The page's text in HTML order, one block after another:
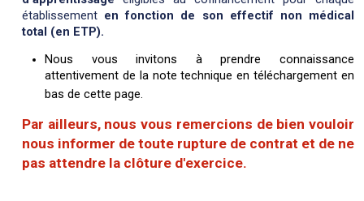
établissement en fonction de son effectif non médical
total (en ETP).
Nous vous invitons à prendre connaissance
attentivement de la note technique en téléchargement en
bas de cette page.
Par ailleurs, nous vous remercions de bien vouloir
nous informer de toute rupture de contrat et de ne
pas attendre la clôture d'exercice.